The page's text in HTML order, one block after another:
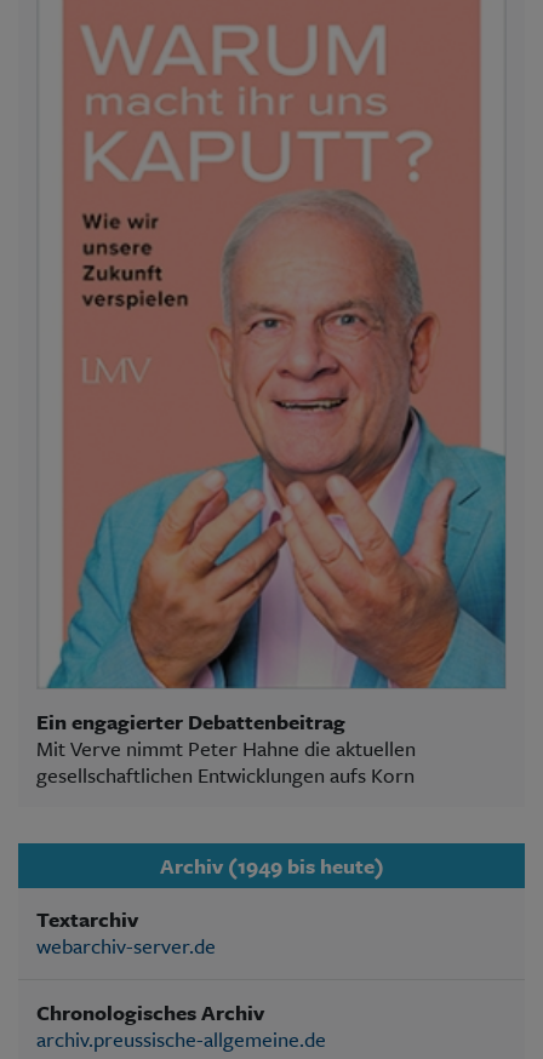
Ein engagierter Debattenbeitrag
Mit Verve nimmt Peter Hahne die aktuellen
gesellschaftlichen Entwicklungen aufs Korn
Archiv (1949 bis heute)
Textarchiv
webarchiv-server.de
Chronologisches Archiv
archiv.preussische-allgemeine.de